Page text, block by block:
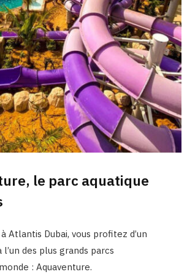
le parc aquatique
Atlantis Dubai, vous profitez d’un
des plus grands parcs
: Aquaventure.